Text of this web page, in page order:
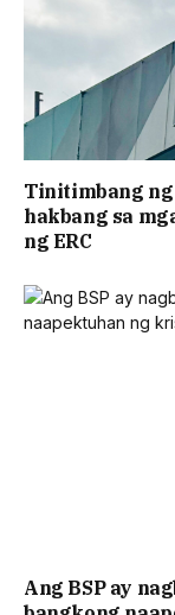
Tinitimbang ng
hakbang sa
ng ERC
Ang BSP ay